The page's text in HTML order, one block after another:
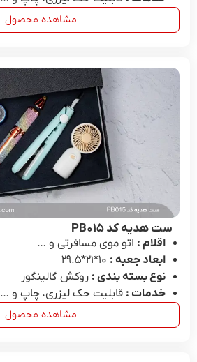
مشاهده محصول
ست هدیه کد PB۰۱۵
اقلام : اتو موی مسافرتی و …
ابعاد جعبه :
نوع بسته بندی : روکش گالینگور
خدمات : قابلیت حک لیزری، چاپ و …
مشاهده محصول